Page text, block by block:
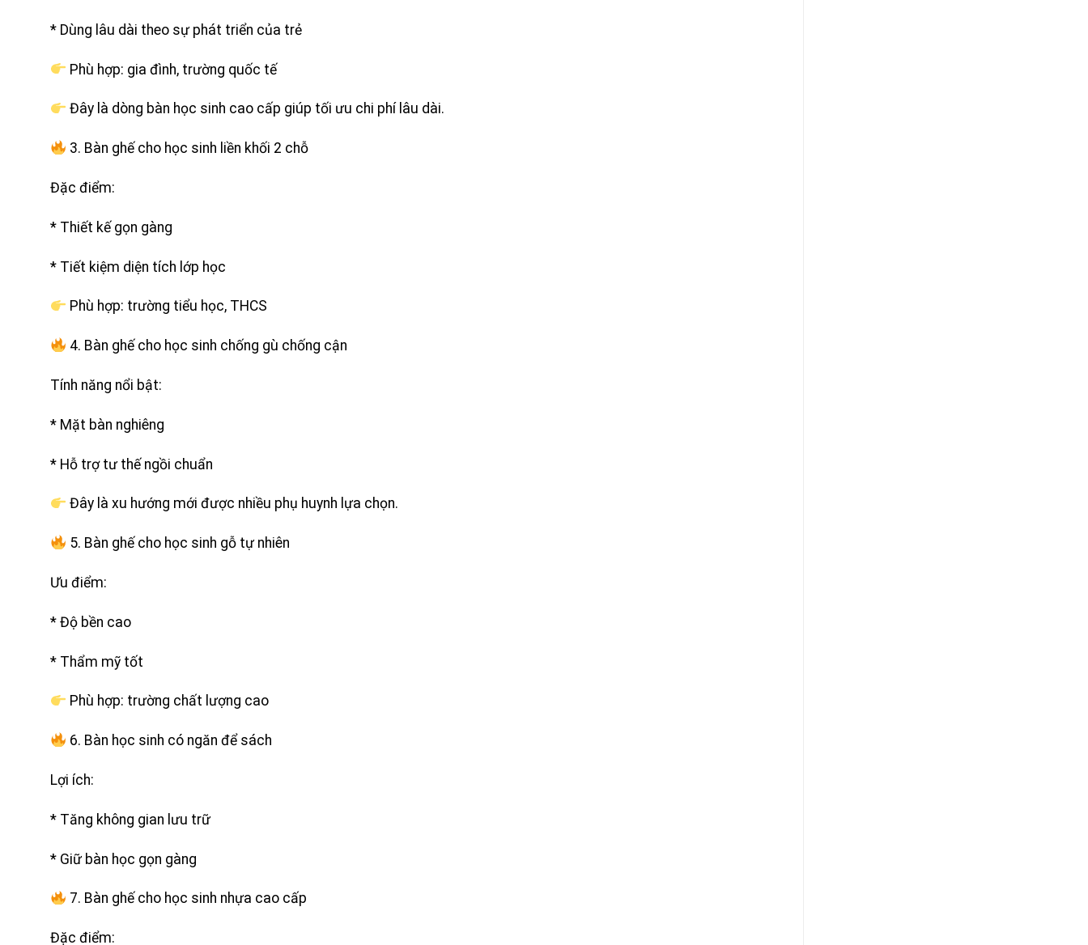
* Dùng lâu dài theo sự phát triển của trẻ
Phù hợp: gia đình, trường quốc tế
Đây là dòng bàn học sinh cao cấp giúp tối ưu chi phí lâu dài.
3. Bàn ghế cho học sinh liền khối 2 chỗ
Đặc điểm:
* Thiết kế gọn gàng
* Tiết kiệm diện tích lớp học
Phù hợp: trường tiểu học, THCS
4. Bàn ghế cho học sinh chống gù chống cận
Tính năng nổi bật:
* Mặt bàn nghiêng
* Hỗ trợ tư thế ngồi chuẩn
Đây là xu hướng mới được nhiều phụ huynh lựa chọn.
5. Bàn ghế cho học sinh gỗ tự nhiên
Ưu điểm:
* Độ bền cao
* Thẩm mỹ tốt
Phù hợp: trường chất lượng cao
6. Bàn học sinh có ngăn để sách
Lợi ích:
* Tăng không gian lưu trữ
* Giữ bàn học gọn gàng
7. Bàn ghế cho học sinh nhựa cao cấp
Đặc điểm: